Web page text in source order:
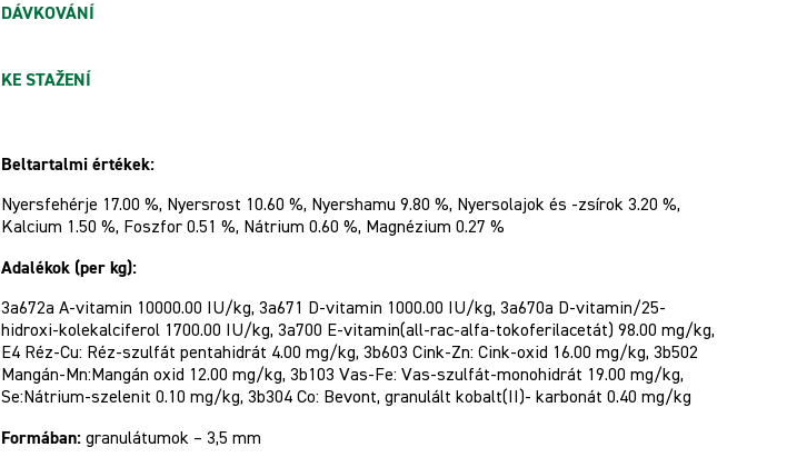
DÁVKOVÁNÍ
KE STAŽENÍ
Beltartalmi értékek:
Nyersfehérje 17.00 %, Nyersrost 10.60 %, Nyershamu 9.80 %, Nyersolajok és -zsírok 3.20 %,
Kalcium 1.50 %, Foszfor 0.51 %, Nátrium 0.60 %, Magnézium 0.27 %
Adalékok (per kg):
3a672a A-vitamin 10000.00 IU/kg, 3a671 D-vitamin 1000.00 IU/kg, 3a670a D-vitamin/25-
hidroxi-kolekalciferol 1700.00 IU/kg, 3a700 E-vitamin(all-rac-alfa-tokoferilacetát) 98.00 mg/kg,
E4 Réz-Cu: Réz-szulfát pentahidrát 4.00 mg/kg, 3b603 Cink-Zn: Cink-oxid 16.00 mg/kg, 3b502
Mangán-Mn:Mangán oxid 12.00 mg/kg, 3b103 Vas-Fe: Vas-szulfát-monohidrát 19.00 mg/kg,
Se:Nátrium-szelenit 0.10 mg/kg, 3b304 Co: Bevont, granulált kobalt(II)- karbonát 0.40 mg/kg
Formában: granulátumok – 3,5 mm